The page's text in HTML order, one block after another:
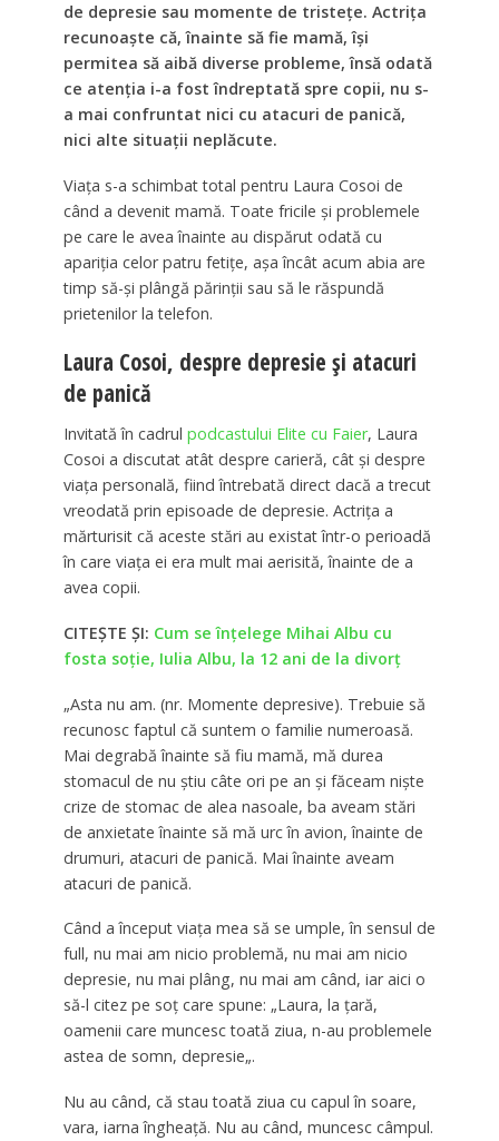
de depresie sau momente de tristețe. Actrița
recunoaște că, înainte să fie mamă, își
permitea să aibă diverse probleme, însă odată
ce atenția i-a fost îndreptată spre copii, nu s-
a mai confruntat nici cu atacuri de panică,
nici alte situații neplăcute.
Viața s-a schimbat total pentru Laura Cosoi de
când a devenit mamă. Toate fricile și problemele
pe care le avea înainte au dispărut odată cu
apariția celor patru fetițe, așa încât acum abia are
timp să-și plângă părinții sau să le răspundă
prietenilor la telefon.
Laura Cosoi, despre depresie și atacuri
de panică
Invitată în cadrul podcastului Elite cu Faier, Laura
Cosoi a discutat atât despre carieră, cât și despre
viața personală, fiind întrebată direct dacă a trecut
vreodată prin episoade de depresie. Actrița a
mărturisit că aceste stări au existat într-o perioadă
în care viața ei era mult mai aerisită, înainte de a
avea copii.
CITEȘTE ȘI: Cum se înțelege Mihai Albu cu
fosta soție, Iulia Albu, la 12 ani de la divorț
„Asta nu am. (nr. Momente depresive). Trebuie să
recunosc faptul că suntem o familie numeroasă.
Mai degrabă înainte să fiu mamă, mă durea
stomacul de nu știu câte ori pe an și făceam niște
crize de stomac de alea nasoale, ba aveam stări
de anxietate înainte să mă urc în avion, înainte de
drumuri, atacuri de panică. Mai înainte aveam
atacuri de panică.
Când a început viața mea să se umple, în sensul de
full, nu mai am nicio problemă, nu mai am nicio
depresie, nu mai plâng, nu mai am când, iar aici o
să-l citez pe soț care spune: „Laura, la țară,
oamenii care muncesc toată ziua, n-au problemele
astea de somn, depresie„.
Nu au când, că stau toată ziua cu capul în soare,
vara, iarna îngheață. Nu au când, muncesc câmpul.